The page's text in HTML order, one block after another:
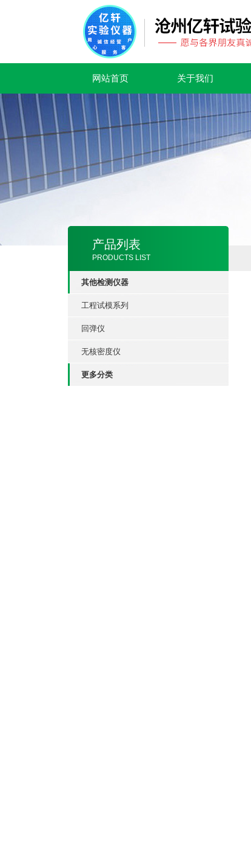
网站首页 关于我们
产品列表
PRODUCTS LIST
其他检测仪器
工程试模系列
回弹仪
无核密度仪
更多分类